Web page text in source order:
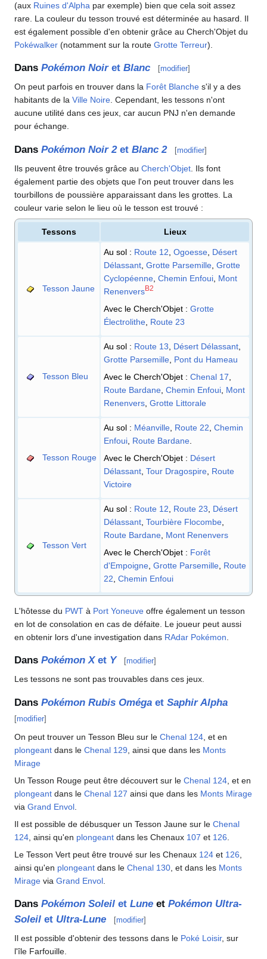
(aux Ruines d'Alpha par exemple) bien que cela soit assez
rare. La couleur du tesson trouvé est déterminée au hasard. Il
est également possible d'en obtenir grâce au Cherch'Objet du
Pokéwalker (notamment sur la route Grotte Terreur).
Dans Pokémon Noiret Blanc [modifier]
On peut parfois en trouver dans la Forêt Blanche s'il y a des
habitants de la Ville Noire. Cependant, les tessons n'ont
aucune utilité dans ces jeux, car aucun PNJ n'en demande
pour échange.
Dans Pokémon Noir 2et Blanc 2 [modifier]
Ils peuvent être trouvés grâce au Cherch'Objet . Ils font
également partie des objets que l'on peut trouver dans les
tourbillons de poussière apparaissant dans les grottes. La
couleur varie selon le lieu où le tesson est trouvé :
Tessons Lieux
Tesson Jaune
Au sol : Route 12 Ogoesse Désert
Délassant Grotte Parsemille Grotte
Cyclopéenne Chemin Enfoui Mont
RenenversB2
Avec le Cherch'Objet : Grotte
Électrolithe Route 23
Tesson Bleu
Au sol : Route 13 Désert Délassant
Grotte Parsemille Pont du Hameau
Avec le Cherch'Objet : Chenal 17
Route Bardane Chemin Enfoui Mont
Renenvers Grotte Littorale
Tesson Rouge
Au sol : Méanville Route 22 Chemin
Enfoui Route Bardane
Avec le Cherch'Objet : Désert
Délassant Tour Dragospire Route
Victoire
Tesson Vert
Au sol : Route 12 Route 23
Désert
Délassant Tourbière Flocombe
Route Bardane Mont Renenvers
Avec le Cherch'Objet : Forêt
d'Empoigne Grotte Parsemille Route
22 Chemin Enfoui
L'hôtesse du PWT à Port Yoneuve offre également un tesson
en lot de consolation en cas de défaite. Le joueur peut aussi
en obtenir lors d'une investigation dans RAdar Pokémon
Dans Pokémon Xet Y [modifier]
Les tessons ne sont pas trouvables dans ces jeux.
Dans Pokémon Rubis Oméga et Saphir Alpha
[modifier]
On peut trouver un Tesson Bleu sur le Chenal 124 , et en
plongeant dans le Chenal 129 , ainsi que dans les Monts
Mirage
Un Tesson Rouge peut être découvert sur le Chenal 124 , et en
plongeant dans le Chenal 127 ainsi que dans les Monts Mirage
via Grand Envol
Il est possible de débusquer un Tesson Jaune sur le Chenal
124 , ainsi qu'en plongeant dans les Chenaux 107 et 126
Le Tesson Vert peut être trouvé sur les Chenaux 124 et 126
ainsi qu'en plongeant dans le Chenal 130 , et dans les Monts
Mirage via Grand Envol
Dans Pokémon Soleil et Lune et Pokémon Ultra-
Soleil et Ultra-Lune [modifier]
Il est possible d'obtenir des tessons dans le Poké Loisir, sur
l'île Farfouille.